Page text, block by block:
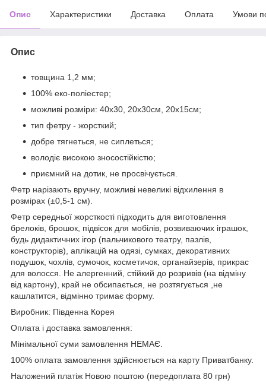
Опис Характеристики Доставка Оплата Умови
Опис
товщина 1,2 мм;
100% еко-поліестер;
можливі розміри: 40х30, 20х30см, 20х15см;
тип фетру - жорсткий;
добре тягнеться, не сиплеться;
володіє високою зносостійкістю;
приємний на дотик, не просвічується.
Фетр нарізають вручну, можливі невеликі відхилення в
розмірах (±0,5-1 см).
Фетр середньої жорсткості підходить для виготовлення
брелоків, брошок, підвісок для мобілів, розвиваючих іграшок,
будь дидактичних ігор (пальчикового театру, пазлів,
конструкторів), аплікацій на одязі, сумках, декоративних
подушок, чохлів, сумочок, косметичок, органайзерів, прикрас
для волосся. Не алергенний, стійкий до розривів (на відміну
від картону), край не обсипається, не розтягується ,не
кашлатится, відмінно тримає форму.
Виробник: Південна Корея
Оплата і доставка замовлення:
Мінімальної суми замовлення НЕМАЄ.
100% оплата замовлення здійснюється на карту Приватбанку.
Наложений платіж Новою поштою (передоплата 80 грн)